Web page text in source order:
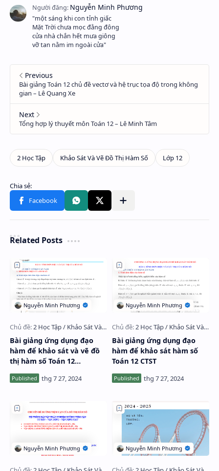
"một sáng khi con tỉnh giấc
Mặt Trời chưa mọc đằng đông
cửa nhà chắn hết mưa giông
vỡ tan nằm im ngoài cửa"
Related Posts
Bài giảng ứng dụng đạo
hàm để khảo sát và vẽ đồ
thị hàm số Toán 12
KNTTVCS
Bài giảng ứng dụng đạo
hàm để khảo sát hàm số
Toán 12 CTST